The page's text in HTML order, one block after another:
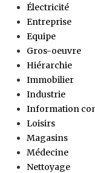
Électricité
Entreprise
Equipe
Gros-oeuvre
Hiérarchie
Immobilier
Industrie
Information
Loisirs
Magasins
Médecine
Nettoyage